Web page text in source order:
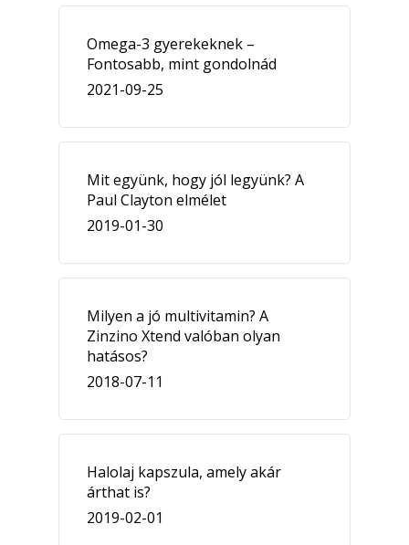
Omega-3 gyerekeknek –
Fontosabb, mint gondolnád
2021-09-25
Mit együnk, hogy jól legyünk? A
Paul Clayton elmélet
2019-01-30
Milyen a jó multivitamin? A
Zinzino Xtend valóban olyan
hatásos?
2018-07-11
Halolaj kapszula, amely akár
árthat is?
2019-02-01